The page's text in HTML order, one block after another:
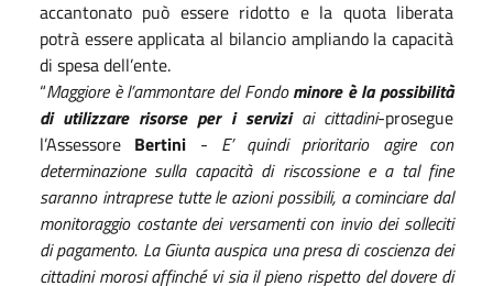
accantonato può essere ridotto e la quota liberata
potrà essere applicata al bilancio ampliando la capacità
di spesa dell’ente.
“Maggiore è l’ammontare del Fondominore è la possibilità
di utilizzare risorse per i serviziai cittadini-prosegue
l’Assessore Bertini - E’ quindi prioritario agire con
determinazione sulla capacità di riscossione e a tal fine
saranno intraprese tutte le azioni possibili, a cominciare dal
monitoraggio costante dei versamenti con invio dei solleciti
di pagamento. La Giunta auspica una presa di coscienza dei
cittadini morosi affinché vi sia il pieno rispetto del dovere di